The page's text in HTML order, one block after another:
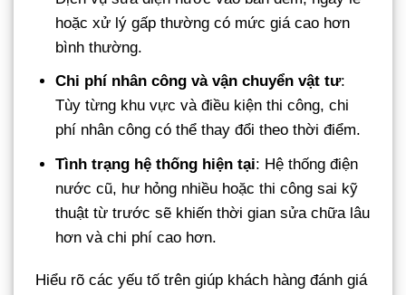
hoặc xử lý gấp thường có mức giá cao hơn
bình thường.
Chi phí nhân công và vận chuyển vật tư:
Tùy từng khu vực và điều kiện thi công, chi
phí nhân công có thể thay đổi theo thời điểm.
Tình trạng hệ thống hiện tại: Hệ thống điện
nước cũ, hư hỏng nhiều hoặc thi công sai kỹ
thuật từ trước sẽ khiến thời gian sửa chữa lâu
hơn và chi phí cao hơn.
Hiểu rõ các yếu tố trên giúp khách hàng đánh giá